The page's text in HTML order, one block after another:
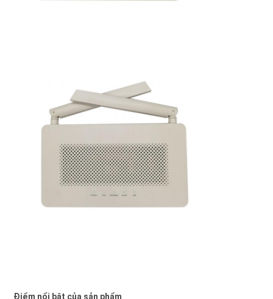
Điểm nổi bật của sản phẩm